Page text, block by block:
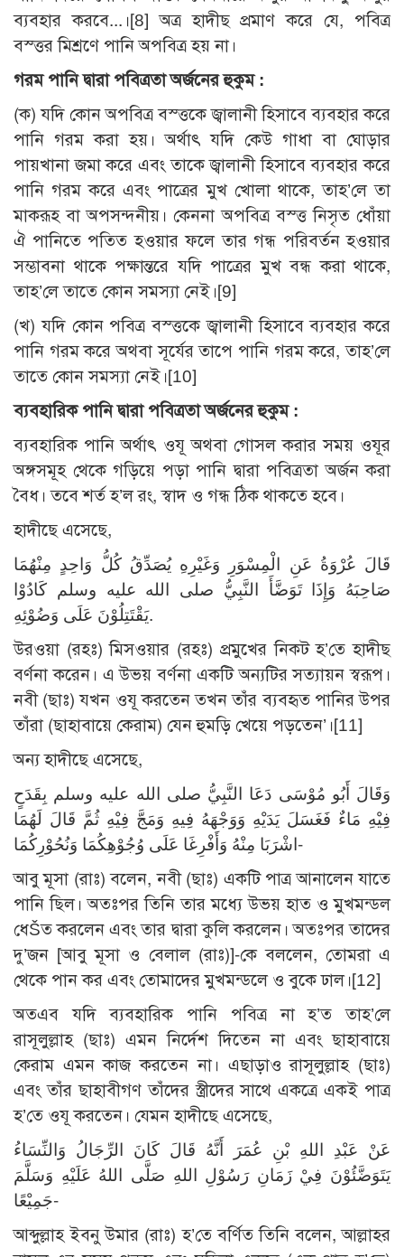
ব্যবহার করবে...।[8] অত্র হাদীছ প্রমাণ করে যে, পবিত্র
বস্ত্তর মিশ্রণে পানি অপবিত্র হয় না।
গরম পানি দ্বারা পবিত্রতা অর্জনের হুকুম :
(ক) যদি কোন অপবিত্র বস্ত্তকে জ্বালানী হিসাবে ব্যবহার করে
পানি গরম করা হয়। অর্থাৎ যদি কেউ গাধা বা ঘোড়ার
পায়খানা জমা করে এবং তাকে জ্বালানী হিসাবে ব্যবহার করে
পানি গরম করে এবং পাত্রের মুখ খোলা থাকে, তাহ’লে তা
মাকরূহ বা অপসন্দনীয়। কেননা অপবিত্র বস্ত্ত নিসৃত ধোঁয়া
ঐ পানিতে পতিত হওয়ার ফলে তার গন্ধ পরিবর্তন হওয়ার
সম্ভাবনা থাকে পক্ষান্তরে যদি পাত্রের মুখ বন্ধ করা থাকে,
তাহ’লে তাতে কোন সমস্যা নেই।[9]
(খ) যদি কোন পবিত্র বস্ত্তকে জ্বালানী হিসাবে ব্যবহার করে
পানি গরম করে অথবা সূর্যের তাপে পানি গরম করে, তাহ’লে
তাতে কোন সমস্যা নেই।[10]
ব্যবহারিক পানি দ্বারা পবিত্রতা অর্জনের হুকুম :
ব্যবহারিক পানি অর্থাৎ ওযূ অথবা গোসল করার সময় ওযূর
অঙ্গসমূহ থেকে গড়িয়ে পড়া পানি দ্বারা পবিত্রতা অর্জন করা
বৈধ। তবে শর্ত হ’ল রং, স্বাদ ও গন্ধ ঠিক থাকতে হবে।
হাদীছে এসেছে,
قَالَ عُرْوَةُ عَنِ الْمِسْوَرِ وَغَيْرِهِ يُصَدِّقُ كُلُّ وَاحِدٍ مِنْهُمَا
صَاحِبَهُ وَإِذَا تَوَضَّأَ النَّبِيُّ صلى الله عليه وسلم كَادُوْا
يَقْتَتِلُوْنَ عَلَى وَضُوْئِهِ.
উরওয়া (রহঃ) মিসওয়ার (রহঃ) প্রমুখের নিকট হ’তে হাদীছ
বর্ণনা করেন। এ উভয় বর্ণনা একটি অন্যটির সত্যায়ন স্বরূপ।
নবী (ছাঃ) যখন ওযূ করতেন তখন তাঁর ব্যবহৃত পানির উপর
তাঁরা (ছাহাবায়ে কেরাম) যেন হুমড়ি খেয়ে পড়তেন’।[11]
অন্য হাদীছে এসেছে,
وَقَالَ أَبُو مُوْسَى دَعَا النَّبِيُّ صلى الله عليه وسلم بِقَدَحٍ
فِيْهِ مَاءٌ فَغَسَلَ يَدَيْهِ وَوَجْهَهُ فِيهِ وَمَجَّ فِيْهِ ثُمَّ قَالَ لَهُمَا
اشْرَبَا مِنْهُ وَأَفْرِغَا عَلَى وُجُوْهِكُمَا وَنُحُوْرِكُمَا-
আবু মূসা (রাঃ) বলেন, নবী (ছাঃ) একটি পাত্র আনালেন যাতে
পানি ছিল। অতঃপর তিনি তার মধ্যে উভয় হাত ও মুখমন্ডল
ধেŠত করলেন এবং তার দ্বারা কুলি করলেন। অতঃপর তাদের
দু’জন [আবু মূসা ও বেলাল (রাঃ)]-কে বললেন, তোমরা এ
থেকে পান কর এবং তোমাদের মুখমন্ডলে ও বুকে ঢাল।[12]
অতএব যদি ব্যবহারিক পানি পবিত্র না হ’ত তাহ’লে
রাসূলুল্লাহ (ছাঃ) এমন নির্দেশ দিতেন না এবং ছাহাবায়ে
কেরাম এমন কাজ করতেন না। এছাড়াও রাসূলুল্লাহ (ছাঃ)
এবং তাঁর ছাহাবীগণ তাঁদের স্ত্রীদের সাথে একত্রে একই পাত্র
হ’তে ওযূ করতেন। যেমন হাদীছে এসেছে,
عَنْ عَبْدِ اللهِ بْنِ عُمَرَ أَنَّهُ قَالَ كَانَ الرِّجَالُ وَالنِّسَاءُ
يَتَوَضَّئُوْنَ فِيْ زَمَانِ رَسُوْلِ اللهِ صَلَّى اللهُ عَلَيْهِ وَسَلَّمَ
جَمِيْعًا-
আব্দুল্লাহ ইবনু উমার (রাঃ) হ’তে বর্ণিত তিনি বলেন, আল্লাহর